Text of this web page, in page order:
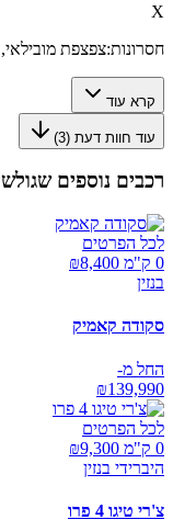
X
חסרונות:צפצפת
קרא עוד
עוד חוות דעת (3
)
רכבים נוספים
לכל הפרטים
0 ק"מ ₪
8,400
בנזין
סקודה קאמיק
החל מ-
₪139,990
לכל הפרטים
0 ק"מ ₪
9,300
היברידי בנזין
צ'רי טיגו 4 פרו